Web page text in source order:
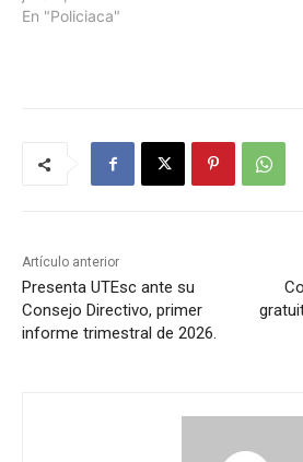
En "Policiaca"
Artículo anterior
Presenta UTEsc ante su
Consejo Directivo, primer
informe trimestral de 2026.